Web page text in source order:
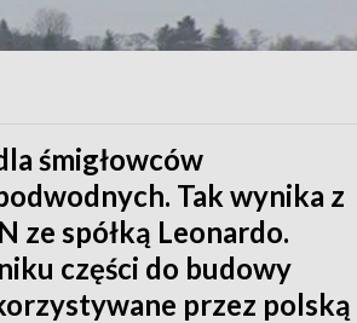
śmigłowców
Tak wynika z
ze spółką Leonardo.
części do budowy
przez polską